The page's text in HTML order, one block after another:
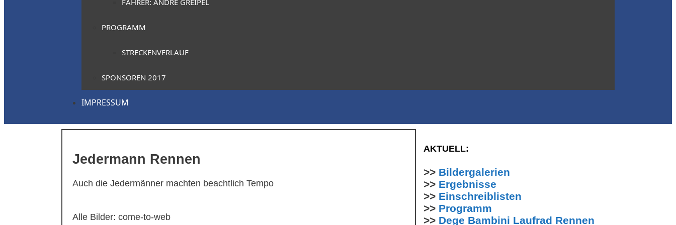
FAHRER: ANDRÉ GREIPEL
PROGRAMM
STRECKENVERLAUF
SPONSOREN 2017
IMPRESSUM
Jedermann Rennen
Auch die Jedermänner machten beachtlich Tempo
Alle Bilder: come-to-web
AKTUELL:
>> Bildergalerien
>> Ergebnisse
>> Einschreiblisten
>> Programm
>> Dege Bambini Laufrad Rennen